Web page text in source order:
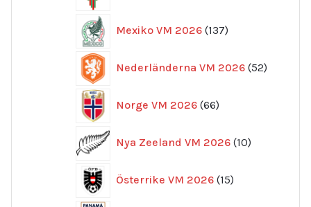
Mexiko VM 2026 137
produkter
Nederländerna VM 2026 52
Norge VM 2026 66
produkter
Nya Zeeland VM 2026 10
produkter
Österrike VM 2026 15
produkter